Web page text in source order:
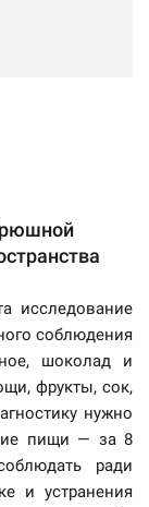
исследование
соблюдения
шоколад и
фрукты, сок,
нужно
пищи — за 8
ради
и устранения